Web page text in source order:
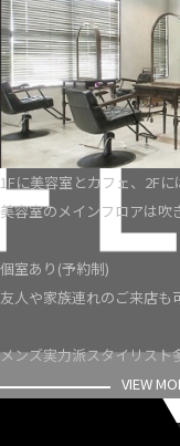
1Fに美容室とカフェ、2F
美容室のメインフロアは
個室あり(予約制)
友人や家族連れのご来店も
メンズ実力派スタイリスト
VIEW